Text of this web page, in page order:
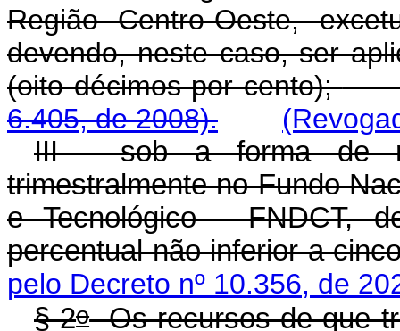
Região Centro-Oeste,
devendo, neste caso, ser
(oito décimos por cento);
6.405, de 2008).
III - sob a forma de
trimestralmente no Fundo
e Tecnológico - FNDCT,
percentual não inferior a
pelo Decreto nº 10.356, de
§ 2oOs recursos de que